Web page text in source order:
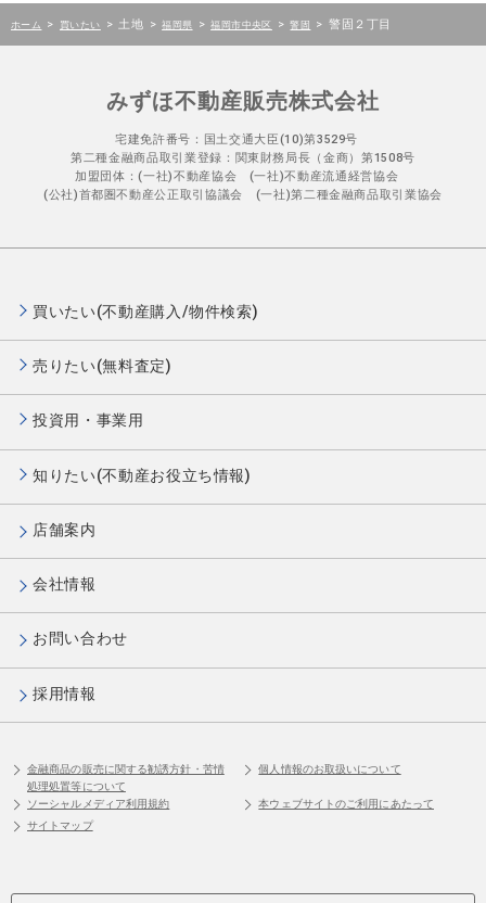
ホーム > 買いたい > 土地 > 福岡県 > 福岡市中央区 > 警固 > 警固２丁目
みずほ不動産販売株式会社
宅建免許番号：国土交通大臣(10)第3529号
第二種金融商品取引業登録：関東財務局長（金商）第1508号
加盟団体：(一社)不動産協会 (一社)不動産流通経営協会
(公社)首都圏不動産公正取引協議会 (一社)第二種金融商品取引業協会
買いたい(不動産購入/物件検索)
売りたい(無料査定)
投資用・事業用
知りたい(不動産お役立ち情報)
店舗案内
会社情報
お問い合わせ
採用情報
金融商品の販売に関する勧誘方針・苦情
処理処置等について
個人情報のお取扱いについて
ソーシャルメディア利用規約
本ウェブサイトのご利用にあたって
サイトマップ